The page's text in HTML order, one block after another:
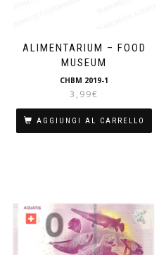
ALIMENTARIUM – FOOD
MUSEUM
CHBM 2019-1
3,99€
AGGIUNGI AL CARRELLO